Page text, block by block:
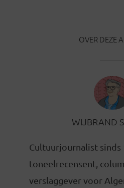
OVER DEZE
WIJBRAND
Cultuurjournalist sinds
toneelrecensent,
verslaggever voor